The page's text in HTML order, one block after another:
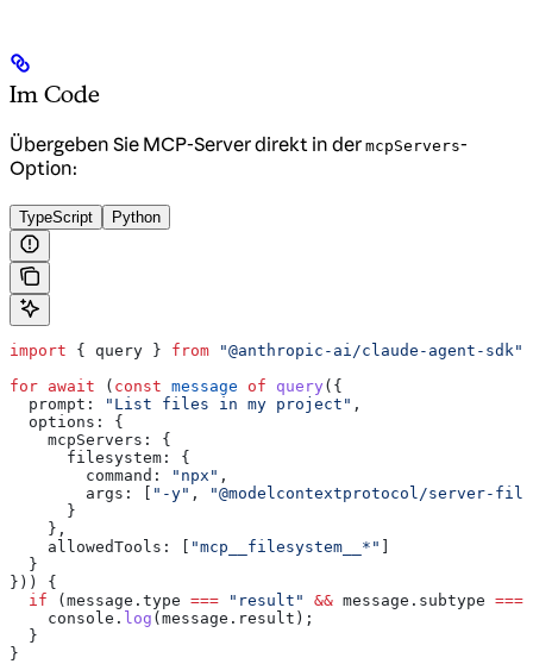
Im Code
Übergeben Sie MCP-Server direkt in der mcpServers-
Option:
TypeScript Python
import { query } from "@anthropic-ai/claude-agent-sdk"
for await ( const message of query ({
  prompt:
"List files in my project" ,
  options:
{
    mcpServers:
{
      filesystem:
{
        command:
"npx" ,
        args:
"-y" ,
"@modelcontextprotocol/server-
      }
    },
    allowedTools:
"mcp__filesystem__*"
  }
})) {
  if
( message . type === "result" && message . subtype ===
    console
. log ( message . result );
  }
}